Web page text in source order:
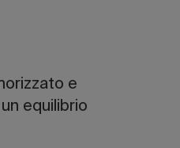
e
equilibrio